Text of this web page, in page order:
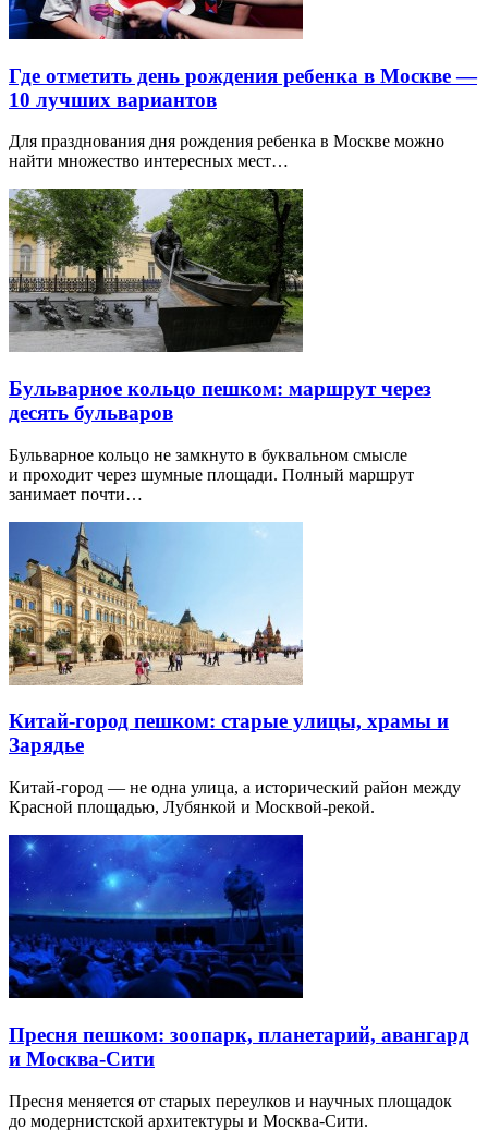
Где отметить день рождения ребенка в Москве —
10 лучших вариантов
Для празднования дня рождения ребенка в Москве можно
найти множество интересных мест…
Бульварное кольцо пешком: маршрут через
десять бульваров
Бульварное кольцо не замкнуто в буквальном смысле
и проходит через шумные площади. Полный маршрут
занимает почти…
Китай-город пешком: старые улицы, храмы и
Зарядье
Китай-город — не одна улица, а исторический район между
Красной площадью, Лубянкой и Москвой-рекой.
Пресня пешком: зоопарк, планетарий, авангард
и Москва-Сити
Пресня меняется от старых переулков и научных площадок
до модернистской архитектуры и Москва-Сити.